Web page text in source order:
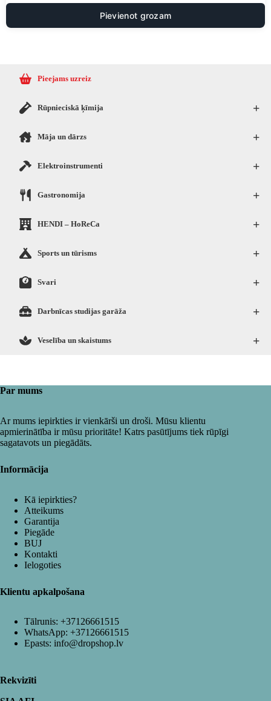
Pievienot grozam
Pieejams uzreiz
+
Rūpnieciskā ķīmija
+
Māja un dārzs
+
Elektroinstrumenti
+
Gastronomija
+
HENDI – HoReCa
+
Sports un tūrisms
+
Svari
+
Darbnīcas studijas garāža
+
Veselība un skaistums
Par mums
Ar mums iepirkties ir vienkārši un droši. Mūsu klientu
apmierinātība ir mūsu prioritāte! Katrs pasūtījums tiek rūpīgi
sagatavots un piegādāts.
Informācija
Kā iepirkties?
Atteikums
Garantija
Piegāde
BUJ
Kontakti
Ielogoties
Klientu apkalpošana
Tālrunis: +37126661515
WhatsApp: +37126661515
Epasts: info@dropshop.lv
Rekvizīti